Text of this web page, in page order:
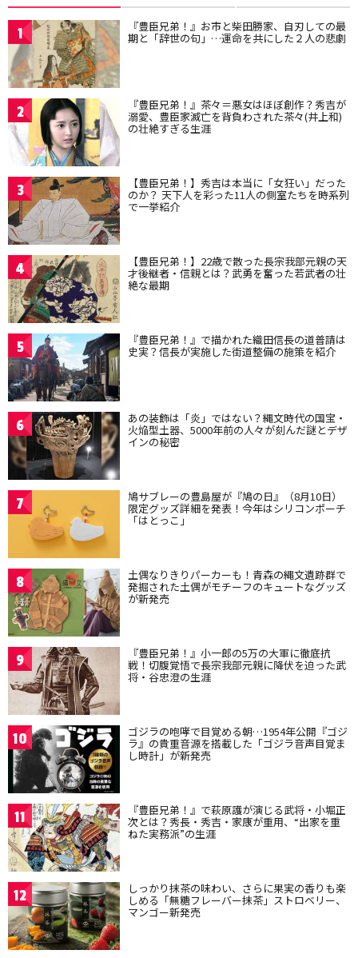
1 『豊臣兄弟！』お市と柴田勝家、自刃しての最
期と「辞世の句」…運命を共にした２人の悲劇
2 『豊臣兄弟！』茶々＝悪女はほぼ創作？秀吉が
溺愛、豊臣家滅亡を背負わされた茶々(井上和)
の壮絶すぎる生涯
3 【豊臣兄弟！】秀吉は本当に「女狂い」だった
のか？ 天下人を彩った11人の側室たちを時系列
で一挙紹介
4 【豊臣兄弟！】22歳で散った長宗我部元親の天
才後継者・信親とは？武勇を奮った若武者の壮
絶な最期
5 『豊臣兄弟！』で描かれた織田信長の道普請は
史実？信長が実施した街道整備の施策を紹介
6 あの装飾は「炎」ではない？縄文時代の国宝・
火焔型土器、5000年前の人々が刻んだ謎とデザ
インの秘密
7 鳩サブレーの豊島屋が『鳩の日』（8月10日）
限定グッズ詳細を発表！今年はシリコンポーチ
「はとっこ」
8 土偶なりきりパーカーも！青森の縄文遺跡群で
発掘された土偶がモチーフのキュートなグッズ
が新発売
9 『豊臣兄弟！』小一郎の5万の大軍に徹底抗
戦！切腹覚悟で長宗我部元親に降伏を迫った武
将・谷忠澄の生涯
10 ゴジラの咆哮で目覚める朝…1954年公開『ゴジ
ラ』の貴重音源を搭載した「ゴジラ音声目覚ま
し時計」が新発売
11 『豊臣兄弟！』で萩原護が演じる武将・小堀正
次とは？秀長・秀吉・家康が重用、“出家を重
ねた実務派”の生涯
12 しっかり抹茶の味わい、さらに果実の香りも楽
しめる「無糖フレーバー抹茶」ストロベリー、
マンゴー新発売